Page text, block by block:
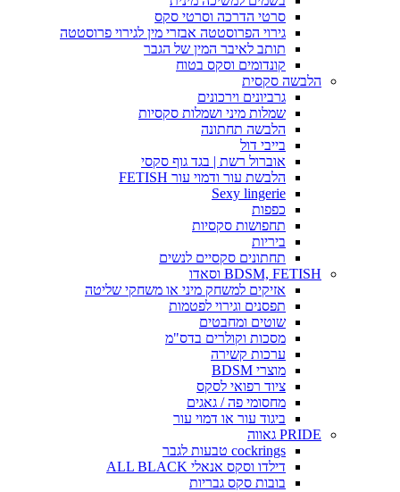
סרטי הדרכה וסרטי סקס
גירוי הפרוסטטה אבזרי מין לגירוי פרוסטטה
תותב לאיבר המין של הגבר
קונדומים וסקס בטוח
הלבשה סקסית
גרביונים וירכונים
שמלות מיני ושמלות סקסיות
הלבשה תחתונה
בייבי דול
אוברול רשת | בגד גוף סקסי
הלבשת עור ודמוי עור FETISH
Sexy lingerie
כפפות
תחפושות סקסיות
ביריות
תחתונים סקסיים לנשים
BDSM, FETISH וסאדו
אזיקים למשחק מיני או משחקי שליטה
תפסנים וגירוי לפטמות
שוטים ומחבטים
מסכות וקולרים בדס"מ
ערכות קשירה
מוצרי BDSM
ציוד רפואי לסקס
מחסומי פה / גאגים
ביגוד עור או דמוי עור
PRIDE גאווה
cockrings טבעות לגבר
דילדו וסקס אנאלי ALL BLACK
בובות סקס גבריות